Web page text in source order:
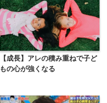
【成長】アレの積み重ねで子ど
もの心が強くなる